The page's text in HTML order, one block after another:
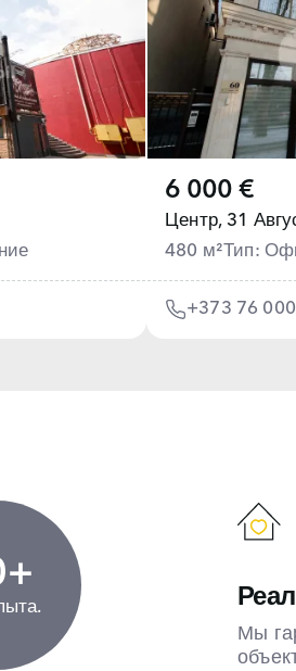
6 000 €
Центр, 31
480 м²Тип:
+373 76
Мы